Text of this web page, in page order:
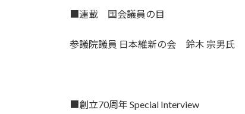
■連載 国会議員の目
参議院議員 日本維新の会 鈴木 宗男氏
■創立70周年 Special Interview